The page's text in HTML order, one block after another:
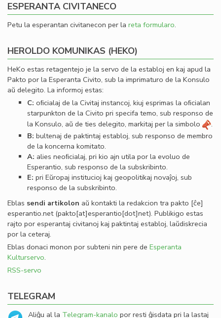
ESPERANTA CIVITANECO
Petu la esperantan civitanecon per la reta formularo.
HEROLDO KOMUNIKAS (HEKO)
HeKo estas retagentejo je la servo de la establoj en kaj apud la
Pakto por la Esperanta Civito, sub la imprimaturo de la Konsulo
aŭ delegito. La informoj estas:
C: oﬁcialaj de la Civitaj instancoj, kiuj esprimas la oﬁcialan
starpunkton de la Civito pri specifa temo, sub responso de
la Konsulo, aŭ de ties delegito, markitaj per la simbolo
.
B: bultenaj de paktintaj establoj, sub responso de membro
de la koncerna komitato.
A: alies neoﬁcialaj, pri kio ajn utila por la evoluo de
Esperantio, sub responso de la subskribinto.
E: pri Eŭropaj institucioj kaj geopolitikaj novaĵoj, sub
responso de la subskribinto.
Eblas sendi artikolon aŭ kontakti la redakcion tra pakto [ĉe]
esperantio.net(pakto[at]esperantio[dot]net). Publikigo estas
rajto por esperantaj civitanoj kaj paktintaj establoj, laŭdiskrecia
por la ceteraj.
Eblas donaci monon por subteni nin pere de Esperanta
Kulturservo.
RSS-servo
TELEGRAM
Aliĝu al la Telegram-kanalo por resti ĝisdata pri la lastaj